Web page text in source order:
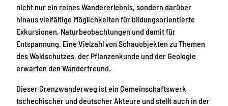
nicht nur ein reines Wandererlebnis, sondern darüber
hinaus vielfältige Möglichkeiten für bildungsorientierte
Exkursionen, Naturbeobachtungen und damit für
Entspannung. Eine Vielzahl von Schauobjekten zu Themen
des Waldschutzes, der Pflanzenkunde und der Geologie
erwarten den Wanderfreund.
Dieser Grenzwanderweg ist ein Gemeinschaftswerk
tschechischer und deutscher Akteure und stellt auch in der